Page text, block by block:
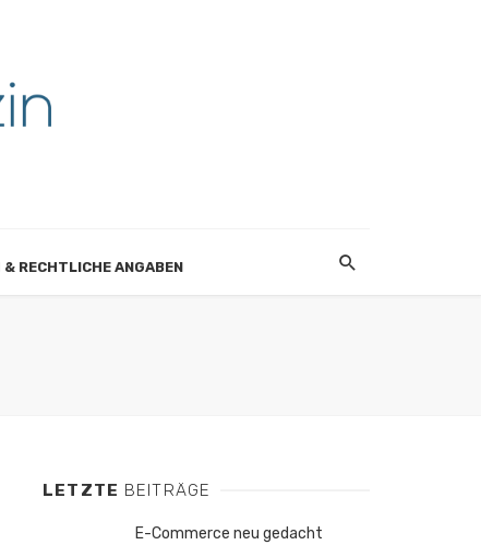
RECHTLICHE ANGABEN
LETZTE BEITRÄGE
E-Commerce neu gedacht